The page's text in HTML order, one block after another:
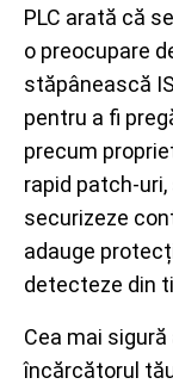
PLC arată că
o preocupare
stăpânească
pentru a fi
precum
rapid patch-
securizeze
adauge
detecteze din
Cea mai
încărcătorul